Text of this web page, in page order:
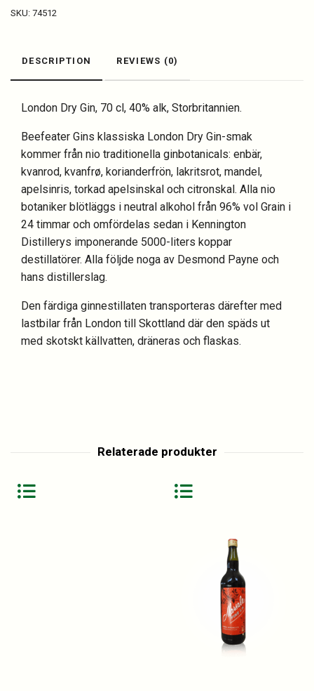
SKU: 74512
DESCRIPTION REVIEWS (0)
London Dry Gin, 70 cl, 40% alk, Storbritannien.
Beefeater Gins klassiska London Dry Gin-smak
kommer från nio traditionella ginbotanicals: enbär,
kvanrod, kvanfrø, korianderfrön, lakritsrot, mandel,
apelsinris, torkad apelsinskal och citronskal. Alla nio
botaniker blötläggs i neutral alkohol från 96% vol Grain i
24 timmar och omfördelas sedan i Kennington
Distillerys imponerande 5000-liters koppar
destillatörer. Alla följde noga av Desmond Payne och
hans distillerslag.
Den färdiga ginnestillaten transporteras därefter med
lastbilar från London till Skottland där den späds ut
med skotskt källvatten, dräneras och flaskas.
Relaterade produkter